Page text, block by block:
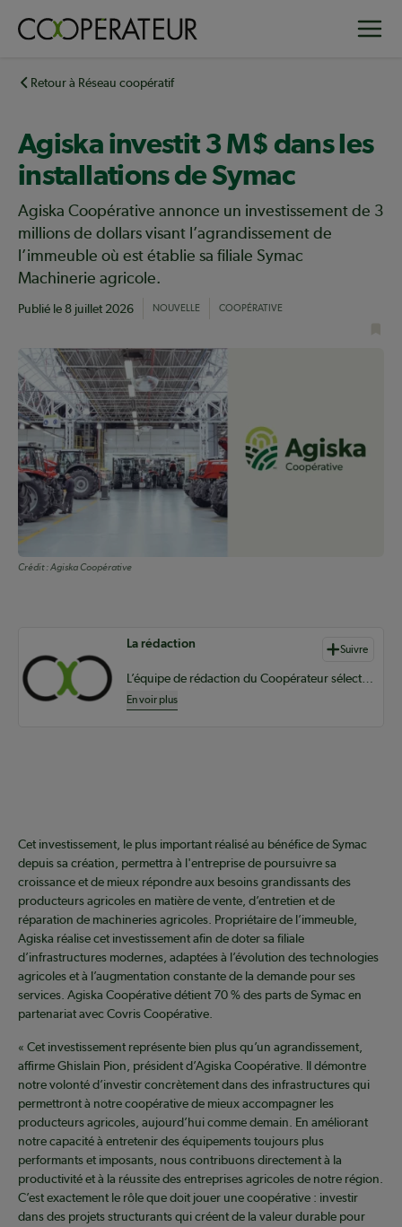
principalRetour à Réseau coopératif
Agiska investit 3 M$ dans les
installations de Symac
Agiska Coopérative annonce un investissement de 3
millions de dollars visant l’agrandissement de
l’immeuble où est établie sa filiale Symac
Machinerie agricole.
Publié le 8 juillet 2026 NOUVELLE COOPÉRATIVE
Crédit :Agiska Coopérative
Auteurs de contenu
La rédaction Suivre
L’équipe de rédaction du Coopérateur sélectionne du contenu pertinent à vos informations coopératives à l’échelle provinciale, nationale et internationale.
En voir plus
Cet investissement, le plus important réalisé au bénéfice de Symac
depuis sa création, permettra à l'entreprise de poursuivre sa
croissance et de mieux répondre aux besoins grandissants des
producteurs agricoles en matière de vente, d’entretien et de
réparation de machineries agricoles. Propriétaire de l’immeuble,
Agiska réalise cet investissement afin de doter sa filiale
d’infrastructures modernes, adaptées à l’évolution des technologies
agricoles et à l’augmentation constante de la demande pour ses
services. Agiska Coopérative détient 70 % des parts de Symac en
partenariat avec Covris Coopérative.
« Cet investissement représente bien plus qu’un agrandissement,
affirme Ghislain Pion, président d’Agiska Coopérative. Il démontre
notre volonté d’investir concrètement dans des infrastructures qui
permettront à notre coopérative de mieux accompagner les
producteurs agricoles, aujourd’hui comme demain. En améliorant
notre capacité à entretenir des équipements toujours plus
performants et imposants, nous contribuons directement à la
productivité et à la réussite des entreprises agricoles de notre région.
C’est exactement le rôle que doit jouer une coopérative : investir
dans des projets structurants qui créent de la valeur durable pour